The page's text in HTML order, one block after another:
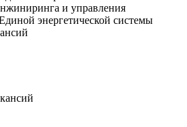
и управления
энергетической системы